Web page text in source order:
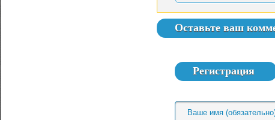
Оставьте ваш
Регистрация